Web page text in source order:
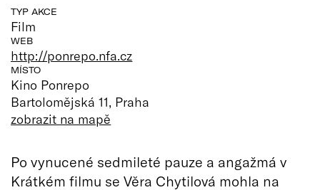
TYP AKCE
Film
WEB
http://ponrepo.nfa.cz
MÍSTO
Kino Ponrepo
Bartolomějská 11, Praha
zobrazit na mapě
Po vynucené sedmileté pauze a angažmá v
Krátkém filmu se Věra Chytilová mohla na